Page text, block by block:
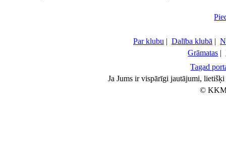
Par klubu | Dalība klubā |
Grāmatas |
Tagad
Ja Jums ir vispārīgi jautājumi,
©